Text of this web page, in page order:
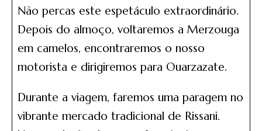
Não percas este espetáculo extraordinário.
Depois do almoço, voltaremos a Merzouga
em camelos, encontraremos o nosso
motorista e dirigiremos para Ouarzazate.
Durante a viagem, faremos uma paragem no
vibrante mercado tradicional de Rissani.